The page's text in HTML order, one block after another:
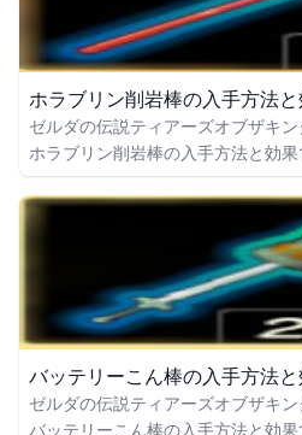
ホラブリン削岩棒の入手方法
ゼルダの伝説ティアーズオブザキ
ホラブリン削岩棒の入手方法と効
力についても掲載しています。
バッテリーこん棒の入手方法
ゼルダの伝説ティアーズオブザキ
バッテリーこん棒の入手方法と効